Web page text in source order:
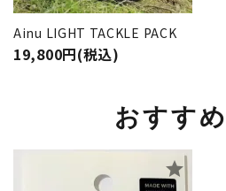
Ainu LIGHT TACKLE PACK
19,800円(税込)
おすす
star